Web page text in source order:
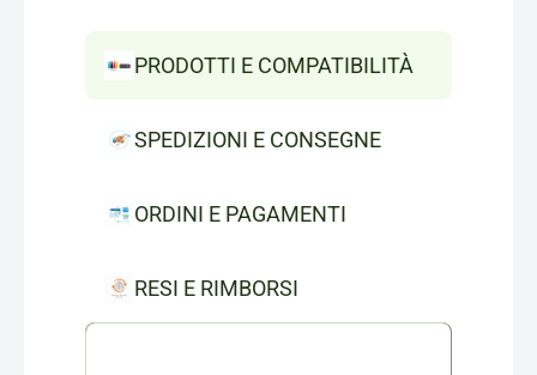
PRODOTTI E COMPATIBILITÀ
SPEDIZIONI E CONSEGNE
ORDINI E PAGAMENTI
RESI E RIMBORSI